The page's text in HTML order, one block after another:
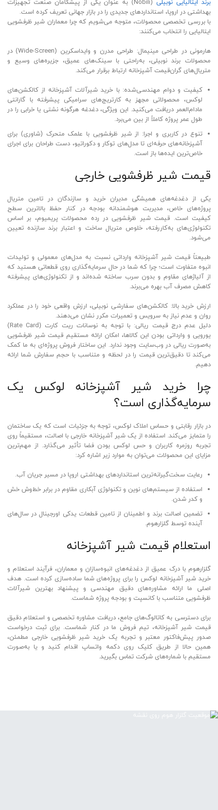
برند ایتالیایی نوبیلی
(Nobili) به عنوان یکی از پیشگامان صنعت تجهیزات
بهداشتی در اروپا، استانداردهای جدیدی را در بازار جهانی تعریف کرده است.
با بررسی تخصصی محصولات، متوجه می‌شویم که چرا معماران شیر ظرفشویی
ایتالیایی را انتخاب می‌کنند:
هارمونی در طراحی مینیمال: طراحی مدرن و وایداسکرین (Wide-Screen) در
محصولات برند نوبیلی، به‌راحتی با سینک‌های عمیق، جزیره‌های وسیع و
متریال‌های گران‌قیمت آشپزخانه ارتباط برقرار می‌کند.
کیفیت و دوام مهندسی‌شده: با خرید شیرآلات آشپزخانه از کالکشن‌های
لوکس، محصولاتی مجهز به کارتریج‌های سرامیکی پیشرفته با گارانتی
مادام‌العمر دریافت می‌کنید. این ویژگی، دغدغه هرگونه نشتی یا خرابی را در
طول عمر پروژه کاملاً از بین می‌برد.
تنوع در کاربری و اجرا: از شیر ظرفشویی با علمک متحرک (شاوری) برای
آشپزخانه‌های حرفه‌ای تا مدل‌های توکار و دکوراتیو، دست طراحان برای اجرای
خاص‌ترین ایده‌ها باز است.
قیمت شیر ظرفشویی خارجی
یکی از دغدغه‌های همیشگی مدیران خرید و سازندگان در تامین متریال
پروژه‌های خاص، مدیریت هوشمندانه بودجه در کنار حفظ بالاترین سطح
کیفیت است. قیمت شیر ظرفشویی در رده محصولات پریمیوم، بر اساس
تکنولوژی‌های به‌کاررفته، خلوص متریال ساخت و اعتبار برند سازنده تعیین
می‌شود.
طبیعتاً قیمت شیر آشپزخانه وارداتی نسبت به مدل‌های معمولی و تولیدات
انبوه متفاوت است؛ چرا که شما در حال سرمایه‌گذاری روی قطعاتی هستید که
از آلیاژهای مقاوم و بدون سرب ساخته شده‌اند و از تکنولوژی‌های پیشرفته
کاهش مصرف آب بهره می‌برند.
ارزش خرید بالا: کالکشن‌های سفارشی نوبیلی، ارزش واقعی خود را در عملکرد
روان و عدم نیاز به سرویس و تعمیرات مکرر نشان می‌دهند.
دلیل عدم درج قیمت ریالی: با توجه به نوسانات ریت کارت (Rate Card)
یورویی و وارداتی بودن این کالاها، امکان ارائه مستقیم قیمت شیر ظرفشویی
به‌صورت ریالی در وب‌سایت وجود ندارد. این ساختار فروش پروژه‌ای به ما کمک
می‌کند تا دقیق‌ترین قیمت را در لحظه و متناسب با حجم سفارش شما ارائه
دهیم.
چرا خرید شیر آشپزخانه لوکس یک
سرمایه‌گذاری است؟
در بازار رقابتی و حساس املاک لوکس، توجه به جزئیات است که یک ساختمان
را متمایز می‌کند. استفاده از یک شیر آشپزخانه خارجی با اصالت، مستقیماً روی
تجربه روزمره کاربران و حس لوکس بودن فضا تأثیر می‌گذارد. از مهم‌ترین
مزایای این محصولات می‌توان به موارد زیر اشاره کرد:
رعایت سخت‌گیرانه‌ترین استانداردهای بهداشتی اروپا در مسیر جریان آب.
استفاده از سیستم‌های نوین و تکنولوژی آبکاری مقاوم در برابر خط‌وش خش
و کدر شدن.
تضمین اصالت برند و اطمینان از تامین قطعات یدکی اورجینال در سال‌های
آینده توسط گلزارهوم.
استعلام قیمت شیر آشپزخانه
گلزارهوم با درک عمیق از دغدغه‌های انبوه‌سازان و معماران، فرآیند استعلام و
خرید شیر آشپزخانه لوکس را برای پروژه‌های شما ساده‌سازی کرده است. هدف
اصلی ما ارائه مشاوره‌های دقیق مهندسی و پیشنهاد بهترین شیرآلات
ظرفشویی متناسب با کانسپت و بودجه پروژه شماست.
برای دسترسی به کاتالوگ‌های جامع، دریافت مشاوره تخصصی و استعلام دقیق
قیمت شیر آشپزخانه، تیم فروش ما در کنار شماست. برای ثبت درخواست
صدور پیش‌فاکتور معتبر و تجربه یک خرید شیر ظرفشویی خارجی مطمئن،
همین حالا از طریق کلیک روی دکمه واتساپ اقدام کنید و یا به‌صورت
مستقیم با شماره‌های شرکت تماس بگیرید.